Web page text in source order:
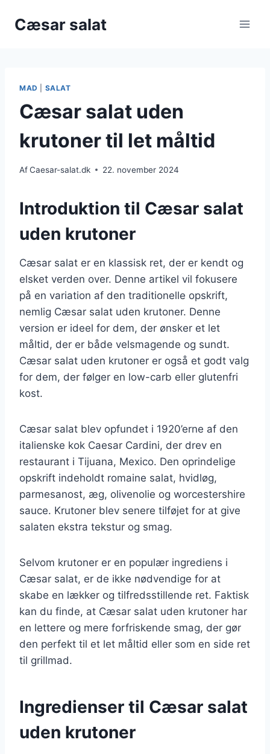
Cæsar salat
MAD SALAT
Cæsar salat uden
krutoner til let måltid
AfCaesar-salat.dk 22. november 2024
Introduktion til Cæsar salat
uden krutoner
Cæsar salat er en klassisk ret, der er kendt og
elsket verden over. Denne artikel vil fokusere
på en variation af den traditionelle opskrift,
nemlig Cæsar salat uden krutoner. Denne
version er ideel for dem, der ønsker et let
måltid, der er både velsmagende og sundt.
Cæsar salat uden krutoner er også et godt valg
for dem, der følger en low-carb eller glutenfri
kost.
Cæsar salat blev opfundet i 1920’erne af den
italienske kok Caesar Cardini, der drev en
restaurant i Tijuana, Mexico. Den oprindelige
opskrift indeholdt romaine salat, hvidløg,
parmesanost, æg, olivenolie og worcestershire
sauce. Krutoner blev senere tilføjet for at give
salaten ekstra tekstur og smag.
Selvom krutoner er en populær ingrediens i
Cæsar salat, er de ikke nødvendige for at
skabe en lækker og tilfredsstillende ret. Faktisk
kan du finde, at Cæsar salat uden krutoner har
en lettere og mere forfriskende smag, der gør
den perfekt til et let måltid eller som en side ret
til grillmad.
Ingredienser til Cæsar salat
uden krutoner